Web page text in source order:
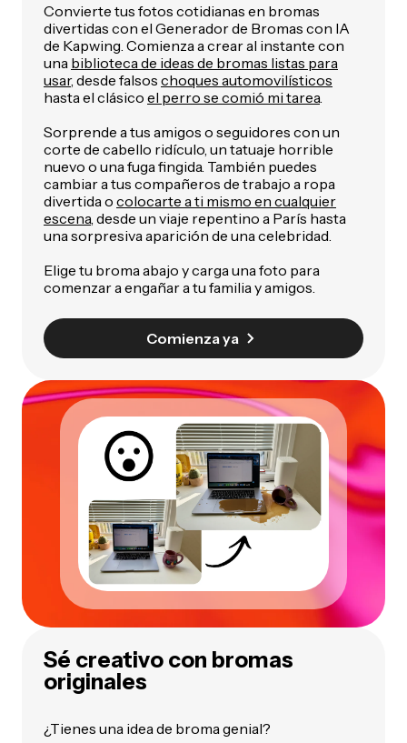
Convierte tus fotos cotidianas en bromas
divertidas con el Generador de Bromas con IA
de Kapwing. Comienza a crear al instante con
una biblioteca de ideas de bromas listas para
usar, desde falsos choques automovilísticos
hasta el clásico el perro se comió mi tarea
Sorprende a tus amigos o seguidores con un
corte de cabello ridículo, un tatuaje horrible
nuevo o una fuga fingida. También puedes
cambiar a tus compañeros de trabajo a ropa
divertida o colocarte a ti mismo en cualquier
escena , desde un viaje repentino a París hasta
una sorpresiva aparición de una celebridad.
Elige tu broma abajo y carga una foto para
comenzar a engañar a tu familia y amigos.
Comienza ya
Sé creativo con bromas
originales
¿Tienes una idea de broma genial?